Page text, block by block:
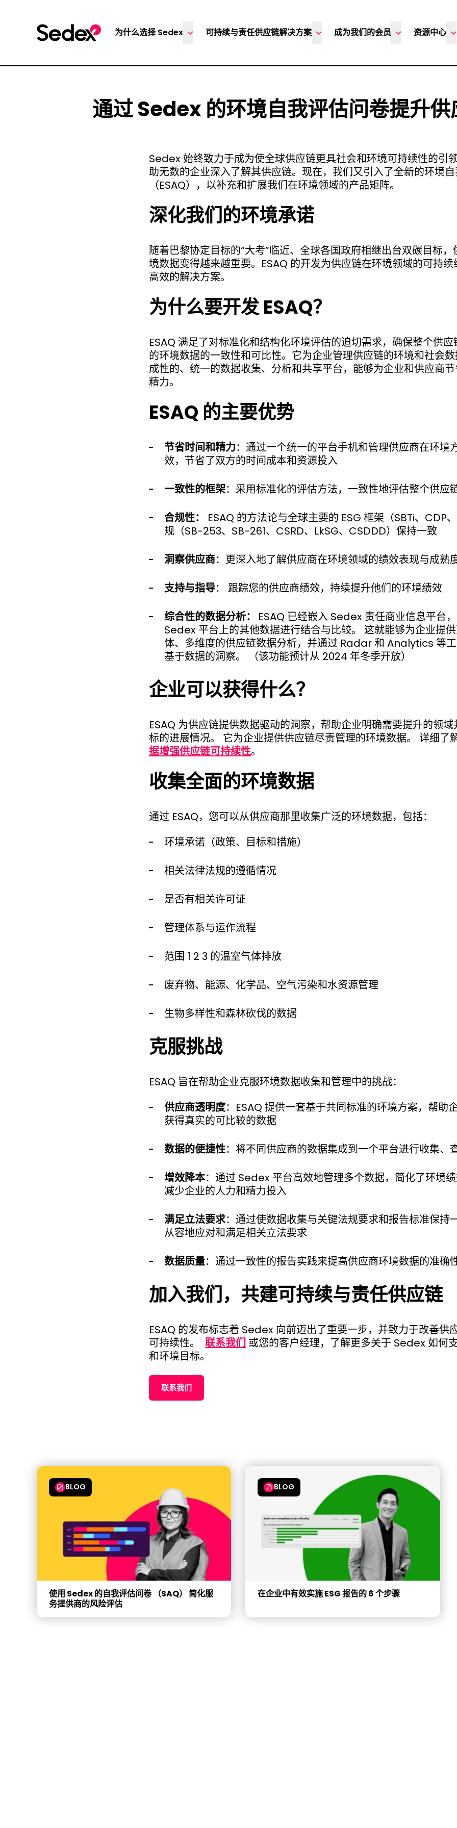
为什么选择 Sedex
可持续与责任供应链解决方案 成为我们的会员 资源中心
通过 Sedex 的环境自我评估问卷提升
Sedex 始终致力于成为使全球供应链更具社会和环境可持续性的引
助无数的企业深入了解其供应链。现在，我们又引入了全新的环境
（ESAQ），以补充和扩展我们在环境领域的产品矩阵。
深化我们的环境承诺
随着巴黎协定目标的“大考”临近、全球各国政府相继出台双碳目标
境数据变得越来越重要。ESAQ 的开发为供应链在环境领域的可持
高效的解决方案。
为什么要开发 ESAQ？
ESAQ 满足了对标准化和结构化环境评估的迫切需求，确保整个供应
的环境数据的一致性和可比性。它为企业管理供应链的环境和社会
成性的、统一的数据收集、分析和共享平台，能够为企业和供应商
精力。
ESAQ 的主要优势
节省时间和精力：通过一个统一的平台手机和管理供应商在环境
效，节省了双方的时间成本和资源投入
一致性的框架：采用标准化的评估方法，一致性地评估整个供应
合规性：
ESAQ 的方法论与全球主要的 ESG 框架（SBTi、CDP
规（SB-253、SB-261、CSRD、LkSG、CSDDD）保持一致
洞察供应商：更深入地了解供应商在环境领域的绩效表现与成熟
支持与指导： 跟踪您的供应商绩效，持续提升他们的环境绩效
综合性的数据分析： ESAQ 已经嵌入 Sedex 责任商业信息平台
Sedex 平台上的其他数据进行结合与比较。 这就能够为企业提
体、多维度的供应链数据分析，并通过 Radar 和 Analytics 等
基于数据的洞察。 （该功能预计从 2024 年冬季开放）
企业可以获得什么？
ESAQ 为供应链提供数据驱动的洞察，帮助企业明确需要提升的领
标的进展情况。 它为企业提供供应链尽责管理的环境数据。 详细了
据增强供应链可持续性。
收集全面的环境数据
通过 ESAQ，您可以从供应商那里收集广泛的环境数据，包括：
环境承诺（政策、目标和措施）
相关法律法规的遵循情况
是否有相关许可证
管理体系与运作流程
范围 1 2 3 的温室气体排放
废弃物、能源、化学品、空气污染和水资源管理
生物多样性和森林砍伐的数据
克服挑战
ESAQ 旨在帮助企业克服环境数据收集和管理中的挑战：
供应商透明度：ESAQ 提供一套基于共同标准的环境方案，帮助
获得真实的可比较的数据
数据的便捷性：将不同供应商的数据集成到一个平台进行收集、
增效降本：通过 Sedex 平台高效地管理多个数据，简化了环境绩
减少企业的人力和精力投入
满足立法要求：通过使数据收集与关键法规要求和报告标准保持
从容地应对和满足相关立法要求
数据质量：通过一致性的报告实践来提高供应商环境数据的准确
加入我们，共建可持续与责任供应链
ESAQ 的发布标志着 Sedex 向前迈出了重要一步，并致力于改善供
可持续性。 联系我们 或您的客户经理，了解更多关于 Sedex 如何
和环境目标。
联系我们
BLOG
使用 Sedex 的自我评估问卷 （SAQ） 简化服
务提供商的风险评估
BLOG
在企业中有效实施 ESG 报告的 6 个步骤